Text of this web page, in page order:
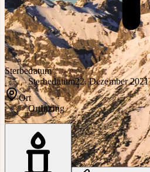
Sterbedatum
Sterbedatum22. Dezember 2021
Ort
OrtInzing